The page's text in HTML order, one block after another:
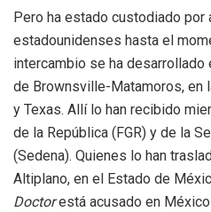
Pero ha estado custodiado
estadounidenses hasta el
intercambio se ha desarrollado
de Brownsville-Matamoros, en
y Texas. Allí lo han recibido
de la República (FGR) y de la
(Sedena). Quienes lo han
Altiplano, en el Estado de
Doctorestá acusado en